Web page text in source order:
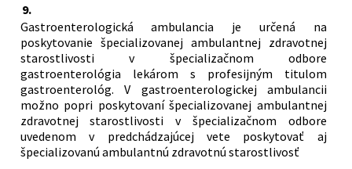
9.
Gastroenterologická ambulancia je určená na
poskytovanie špecializovanej ambulantnej zdravotnej
starostlivosti v špecializačnom odbore
gastroenterológia lekárom s profesijným titulom
gastroenterológ. V gastroenterologickej ambulancii
možno popri poskytovaní špecializovanej ambulantnej
zdravotnej starostlivosti v špecializačnom odbore
uvedenom v predchádzajúcej vete poskytovať aj
špecializovanú ambulantnú zdravotnú starostlivosť